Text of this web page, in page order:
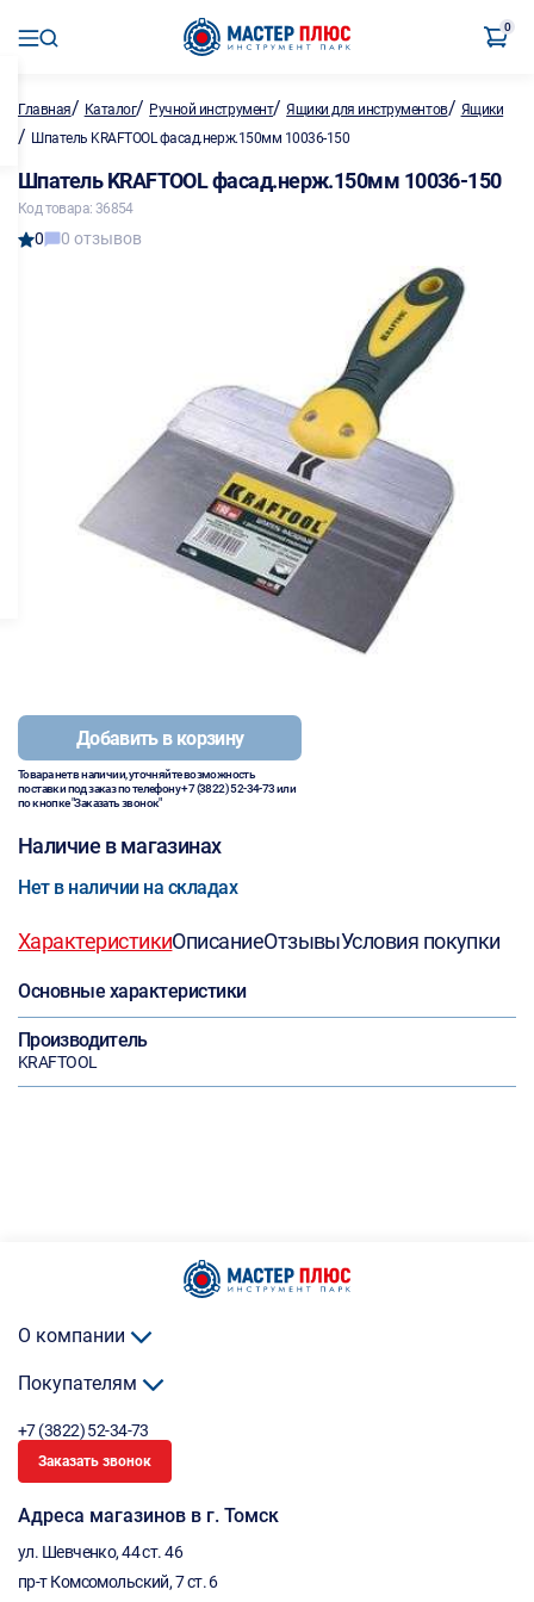
0
Главная/ Каталог/ Ручной инструмент/Ящики для инструментов/ Ящики
/ Шпатель KRAFTOOL фасад.нерж.150мм 10036-150
Шпатель KRAFTOOL фасад.нерж.150мм 10036-150
Код товара: 36854
0 0 отзывов
Добавить в корзину
Товара нет в наличии, уточняйте возможность
поставки под заказ по телефону+7 (3822) 52-34-73или
по кнопке "Заказать звонок"
Наличие в магазинах
Нет в наличии на складах
ХарактеристикиОписаниеОтзывыУсловия покупки
Основные характеристики
Производитель
KRAFTOOL
О компании
Покупателям
+7 (3822) 52-34-73
Заказать звонок
Адреса магазинов в г. Томск
ул. Шевченко, 44 ст. 46
пр-т Комсомольский, 7 ст. 6